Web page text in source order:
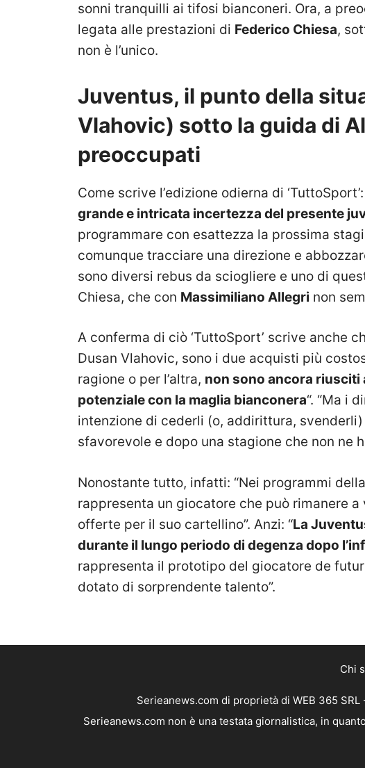
sonni tranquilli ai tifosi bianconeri. Ora, a
legata alle prestazioni di Federico Chiesa,
non è l’unico.
Juventus, il punto della
Vlahovic) sotto la guida di
preoccupati
Come scrive l’edizione odierna di ‘TuttoSport’:
grande e intricata incertezza del presente
programmare con esattezza la prossima
comunque tracciare una direzione e
sono diversi rebus da sciogliere e uno di
Chiesa, che con Massimiliano Allegri non
A conferma di ciò ‘TuttoSport’ scrive anche
Dusan Vlahovic, sono i due acquisti più
ragione o per l’altra, non sono ancora riusciti
potenziale con la maglia bianconera“. “Ma i
intenzione di cederli (o, addirittura,
sfavorevole e dopo una stagione che non ne
Nonostante tutto, infatti: “Nei programmi
rappresenta un giocatore che può rimanere
offerte per il suo cartellino”. Anzi: “La
durante il lungo periodo di degenza dopo
rappresenta il prototipo del giocatore de
dotato di sorprendente talento”.
Chi
Serieanews.com di proprietà di WEB 365 SRL
Serieanews.com non è una testata giornalistica, in